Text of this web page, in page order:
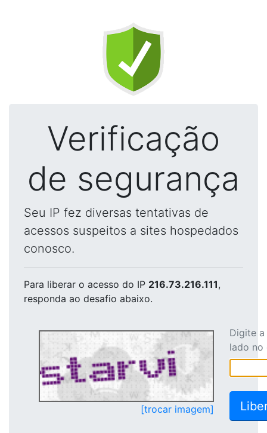
Verificação
de segurança
Seu IP fez diversas tentativas de
acessos suspeitos a sites hospedados
conosco.
Para liberar o acesso do IP 216.73.216.111,
responda ao desafio abaixo.
[trocar imagem]
Digite
lado no